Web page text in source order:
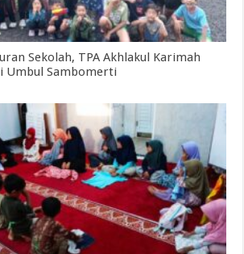
Sekolah, TPA Akhlakul Karimah
Umbul Sambomerti